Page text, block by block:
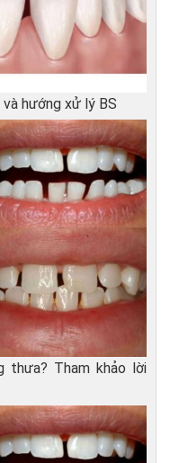
hướng xử lý BS
thưa? Tham khảo lời